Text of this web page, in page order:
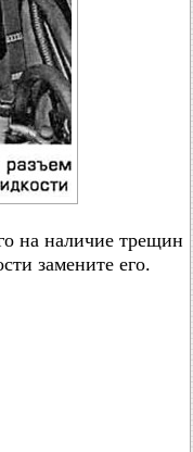
на наличие трещин
замените его.